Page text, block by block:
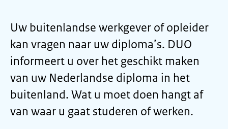
Uw buitenlandse werkgever of opleider
kan vragen naar uw diploma’s. DUO
informeert u over het geschikt maken
van uw Nederlandse diploma in het
buitenland. Wat u moet doen hangt af
van waar u gaat studeren of werken.